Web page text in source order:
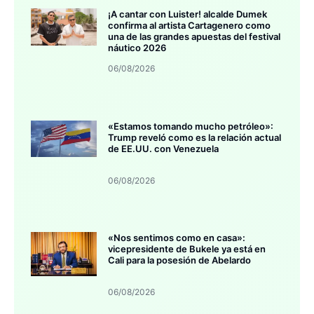
¡A cantar con Luister! alcalde Dumek
confirma al artista Cartagenero como
una de las grandes apuestas del festival
náutico 2026
06/08/2026
«Estamos tomando mucho petróleo»:
Trump reveló como es la relación actual
de EE.UU. con Venezuela
06/08/2026
«Nos sentimos como en casa»:
vicepresidente de Bukele ya está en
Cali para la posesión de Abelardo
06/08/2026